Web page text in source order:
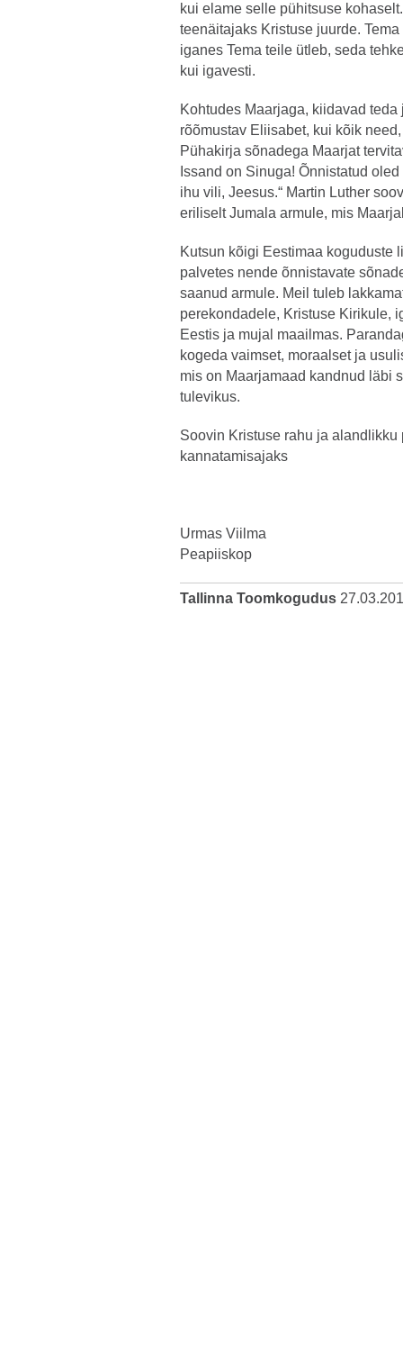
kui elame selle pühitsuse
teenäitajaks Kristuse juurde.
iganes Tema teile ütleb, seda
kui igavesti.
Kohtudes Maarjaga, kiidavad
rõõmustav Eliisabet, kui kõik
Pühakirja sõnadega Maarjat
Issand on Sinuga! Õnnistatud
ihu vili, Jeesus.“ Martin Luther
eriliselt Jumala armule, mis
Kutsun kõigi Eestimaa koguduste
palvetes nende õnnistavate
saanud armule. Meil tuleb
perekondadele, Kristuse Kirikule,
Eestis ja mujal maailmas.
kogeda vaimset, moraalset ja
mis on Maarjamaad kandnud läbi
tulevikus.
Soovin Kristuse rahu ja
kannatamisajaks
Urmas Viilma
Peapiiskop
Tallinna Toomkogudus